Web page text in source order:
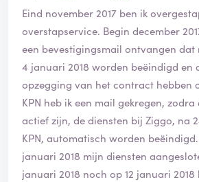
Eind november 2017 ben ik
overstapservice. Begin december
een bevestigingsmail ontvangen dat
4 januari 2018 worden beëindigd en
opzegging van het contract hebben
KPN heb ik een mail gekregen, zodra
actief zijn, de diensten bij Ziggo, na
KPN, automatisch worden beëindigd.
januari 2018 mijn diensten
januari 2018 noch op 12 januari